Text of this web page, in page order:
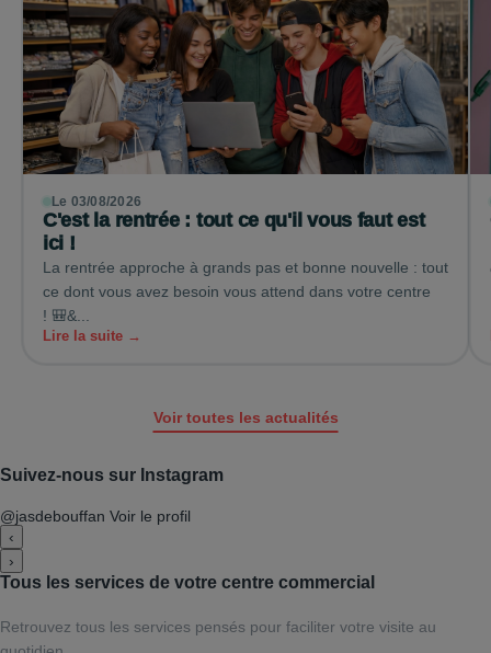
Le 03/08/2026
C'est la rentrée : tout ce qu'il vous faut est
ici !
La rentrée approche à grands pas et bonne nouvelle : tout
ce dont vous avez besoin vous attend dans votre centre
! 🎒&...
Lire la suite →
Voir toutes les actualités
Suivez-nous sur Instagram
@jasdebouffan Voir le profil
‹
›
Tous les services de votre centre commercial
Retrouvez tous les services pensés pour faciliter votre visite au